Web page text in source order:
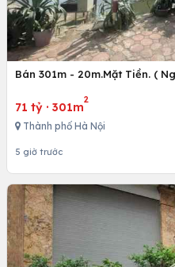
Bán 301m - 20m.Mặt Tiền. (
71 tỷ · 301m
2
Thành phố Hà Nội
5 giờ trước